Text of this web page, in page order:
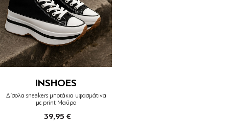
INSHOES
Δίσολα sneakers μποτάκια υφασμάτινα
με print Μαύρο
39,95 €